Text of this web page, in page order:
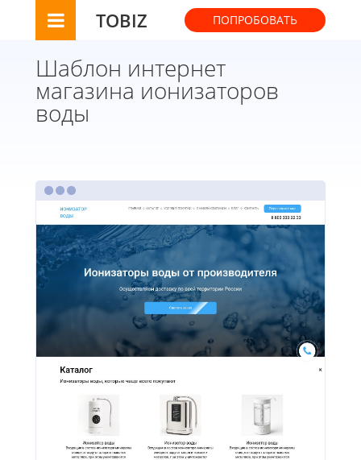
TOBIZ ПОПРОБОВАТЬ
Шаблон интернет
магазина ионизаторов
воды